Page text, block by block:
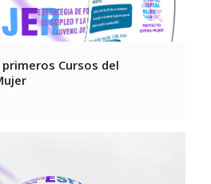
Cursos del